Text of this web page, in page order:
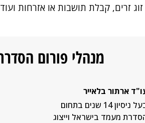
זרים, קבלת תושבות או אזרחות
מנהלי פורום
ארתור בלאייר
בעל ניסיון 14 שנים בתחום
מעמד בישראל וייצוג